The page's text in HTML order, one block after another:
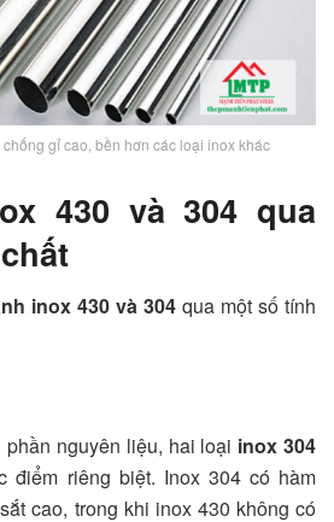
gỉ cao, bền hơn các loại inox khác
430 và 304 qua
inox 430 và 304 qua một số tính
nguyên liệu, hai loại inox 304
điểm riêng biệt. Inox 304 có hàm
cao, trong khi inox 430 không có